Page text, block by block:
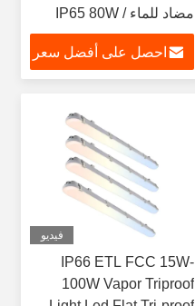
مضاد للماء IP65 80W /
100W قابل للاختيار 277V
347V 480V LED Wall
Pack Light
احصل على أفضل سعر
فيديو
IP66 ETL FCC 15W-
100W Vapor Triproof